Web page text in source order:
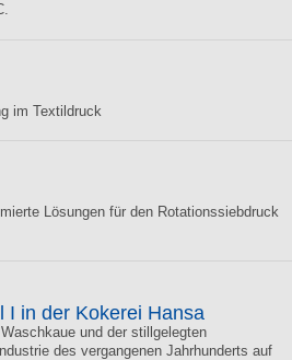
im Textildruck
Lösungen für den Rotationssiebdruck
I in der Kokerei Hansa
und der stillgelegten
des vergangenen Jahrhunderts auf